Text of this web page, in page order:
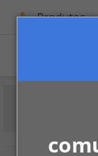
Produtos